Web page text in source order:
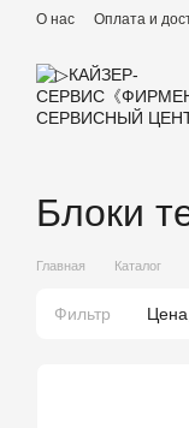
Перейти к
О нас Оплата и
Блоки
Главная Каталог
Фильтр